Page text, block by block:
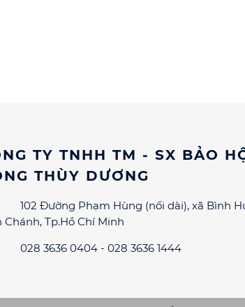
TY TNHH TM - SX BẢO
THÙY DƯƠNG
102 Đường Phạm Hùng (nối dài), xã Bình
Chánh, Tp.Hồ Chí Minh
028 3636 0404 - 028 3636 1444